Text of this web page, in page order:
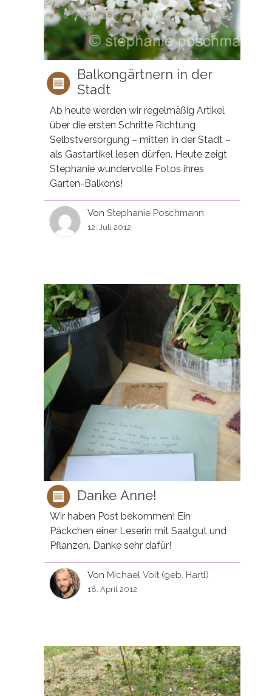
Balkongärtnern in der
Stadt
Ab heute werden wir regelmäßig Artikel
über die ersten Schritte Richtung
Selbstversorgung – mitten in der Stadt –
als Gastartikel lesen dürfen. Heute zeigt
Stephanie wundervolle Fotos ihres
Garten-Balkons!
VonStephanie Poschmann
12. Juli 2012
Danke Anne!
Wir haben Post bekommen! Ein
Päckchen einer Leserin mit Saatgut und
Pflanzen. Danke sehr dafür!
Von Michael Voit (geb. Hartl)
18. April 2012